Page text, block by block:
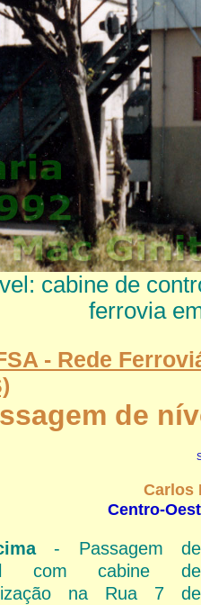
cabine de
ferrovia
- Rede
de
Carlos
Centro-
- Passagem de
com cabine de
na Rua 7 de